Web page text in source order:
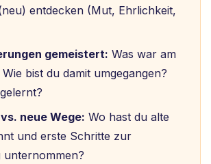
entdecken (Mut, Ehrlichkeit,
gemeistert: Was war am
bist du damit umgegangen?
neue Wege: Wo hast du alte
und erste Schritte zur
unternommen?